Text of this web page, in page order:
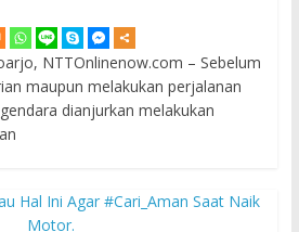
NTTOnlinenow.com – Sebelum
maupun melakukan perjalanan
dianjurkan melakukan